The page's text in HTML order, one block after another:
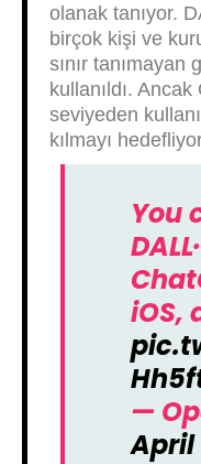
olanak tanıyor.
birçok kişi ve
sınır
kullanıldı.
seviyeden
kılmayı
You
iOS,
—
April